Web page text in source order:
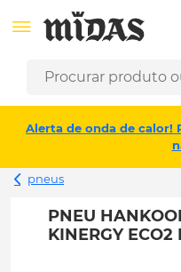
Alerta de onda de calor!
pneus
PNEU
KINERGY